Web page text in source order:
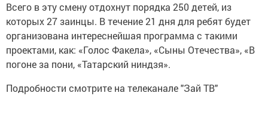
Всего в эту смену отдохнут порядка 250 детей, из
которых 27 заинцы. В течение 21 дня для ребят будет
организована интереснейшая программа с такими
проектами, как: «Голос Факела», «Сыны Отечества», «В
погоне за пони, «Татарский ниндзя».
Подробности смотрите на телеканале "Зай ТВ"